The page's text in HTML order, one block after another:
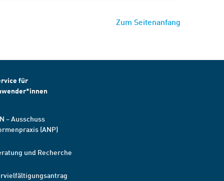
Zum Seitenanfang
für
– Ausschuss
(ANP)
und Recherche